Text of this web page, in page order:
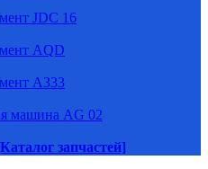
JDC 16
AQD
A333
машина AG 02
запчастей]